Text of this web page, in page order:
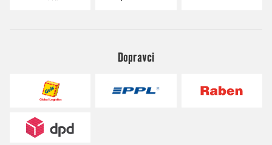
Dopravci